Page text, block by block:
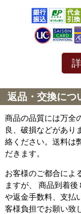
返品・交換につ
商品の品質には万全
良、破損などがあり
絡ください。送料は
だきます。
お客様のご都合によ
ますが、
商品到着後
や返金手数料、支払
客様負担でお願い致